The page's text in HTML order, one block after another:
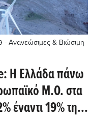
- Ανανεώσιμες & Βιώσιμη
Η Ελλάδα πάνω
Μ.Ο. στα
έναντι 19% της